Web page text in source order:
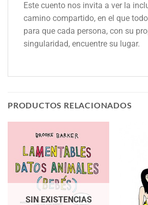
Este cuento nos invita a ver la
camino compartido, en el que
para que cada persona, con su
singularidad, encuentre su lugar.
PRODUCTOS RELACIONADOS
SIN EXISTENCIAS